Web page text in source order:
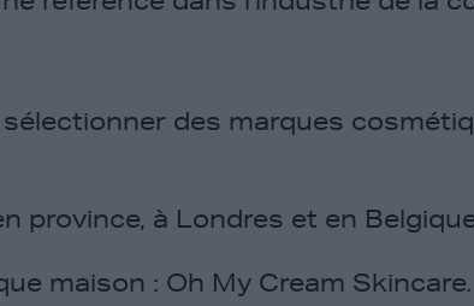
des marques
province, à Londres et en
maison : Oh My Cream Skincare.